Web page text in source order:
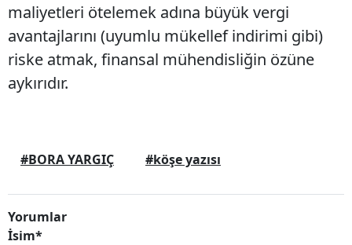
maliyetleri ötelemek adına büyük vergi
avantajlarını (uyumlu mükellef indirimi gibi)
riske atmak, finansal mühendisliğin özüne
aykırıdır.
#BORA YARGIÇ #köşe yazısı
Yorumlar
İsim*